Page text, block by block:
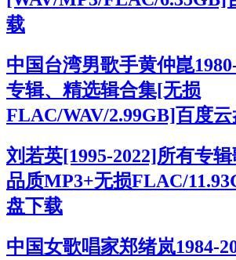
载
中国台湾男歌手黄仲崑
专辑、精选辑合集[无损
FLAC/WAV/2.99GB]百度
刘若英[1995-2022]所有专
品质MP3+无损FLAC/
盘下载
中国女歌唱家郑绪岚1984-